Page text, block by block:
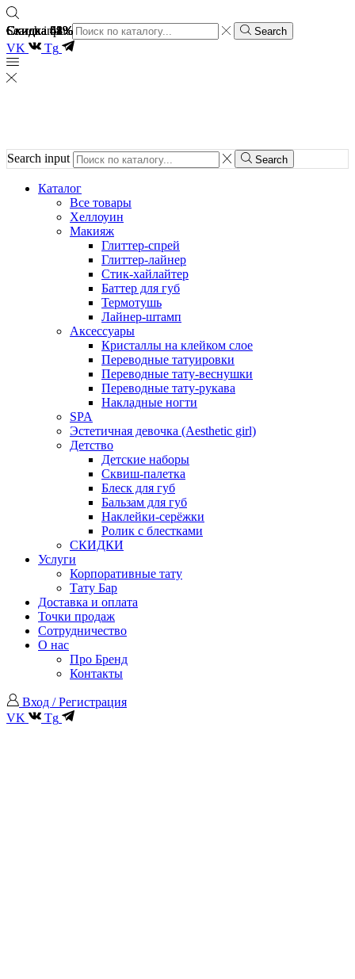
Search input Search
VK Tg
Search input Search
Каталог
Все товары
Хеллоуин
Макияж
Глиттер-спрей
Глиттер-лайнер
Стик-хайлайтер
Баттер для губ
Термотушь
Лайнер-штамп
Аксессуары
Кристаллы на клейком слое
Переводные татуировки
Переводные тату-веснушки
Переводные тату-рукава
Накладные ногти
SPA
Эстетичная девочка (Aesthetic girl)
Детство
Детские наборы
Сквиш-палетка
Блеск для губ
Бальзам для губ
Наклейки-серёжки
Ролик с блестками
СКИДКИ
Услуги
Корпоративные тату
Тату Бар
Доставка и оплата
Точки продаж
Сотрудничество
О нас
Про Бренд
Контакты
Вход / Регистрация
VK
Tg
Скидка 61%
Скидка 48%
Скидка 61%
Скидка 48%
Скидка 51%
Скидка 62%